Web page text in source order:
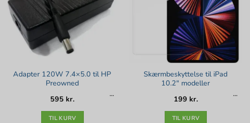
Adapter 120W 7.4×5.0 til HP
Preowned
595 kr.
TIL KURV
Skærmbeskyttelse til iPad
10.2″ modeller
199 kr.
TIL KURV